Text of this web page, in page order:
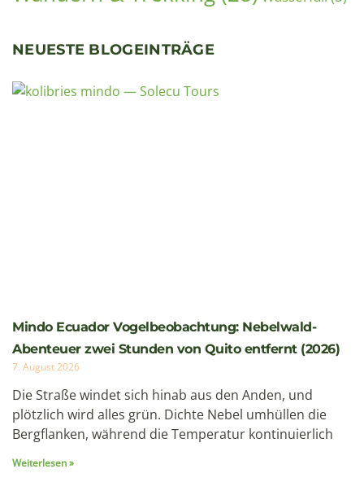
NEUESTE BLOGEINTRÄGE
Mindo Ecuador Vogelbeobachtung: Nebelwald-
Abenteuer zwei Stunden von Quito entfernt (2026)
7. August 2026
Die Straße windet sich hinab aus den Anden, und
plötzlich wird alles grün. Dichte Nebel umhüllen die
Bergflanken, während die Temperatur kontinuierlich
Weiterlesen »